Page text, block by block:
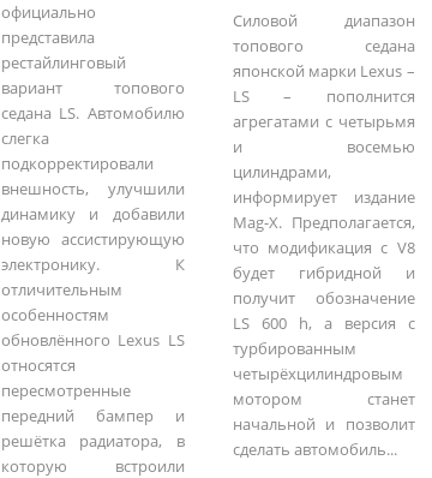
официально
представила
рестайлинговый
вариант топового
седана LS. Автомобилю
слегка
подкорректировали
внешность, улучшили
динамику и добавили
новую ассистирующую
электронику. К
отличительным
особенностям
обновлённого Lexus LS
относятся
пересмотренные
передний бампер и
решётка радиатора, в
которую встроили
Силовой диапазон
топового седана
японской марки Lexus –
LS – пополнится
агрегатами с четырьмя
и восемью
цилиндрами,
информирует издание
Mag-X. Предполагается,
что модификация с V8
будет гибридной и
получит обозначение
LS 600 h, а версия с
турбированным
четырёхцилиндровым
мотором станет
начальной и позволит
сделать автомобиль...